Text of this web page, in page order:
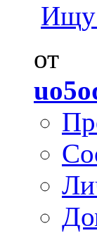
Ищу
от